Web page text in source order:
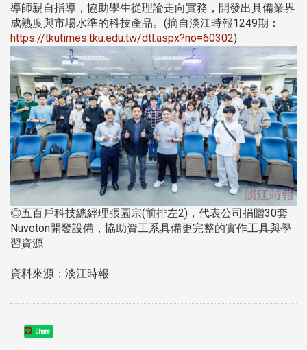
導師親自指導，協助學生從理論走向實務，開發出具備業界
成熟度與市場水準的科技產品。(摘自淡江時報1249期：
https://tkutimes.tku.edu.tw/dtl.aspx?no=60302)
◎五百戶科技總經理張園宗(前排左2)，代表公司捐贈30套
Nuvoton開發設備，協助資工系具備更完整的實作工具與學
習資源
資料來源：淡江時報
Share